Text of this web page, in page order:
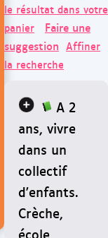
le résultat dans votre
panier
Faire une
suggestion Affiner
la recherche
A 2
ans, vivre
dans un
collectif
d'enfants.
Crèche,
école